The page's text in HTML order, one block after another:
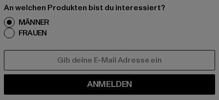
An welchen Produkten bist du interessiert?
MÄNNER
FRAUEN
ANMELDEN